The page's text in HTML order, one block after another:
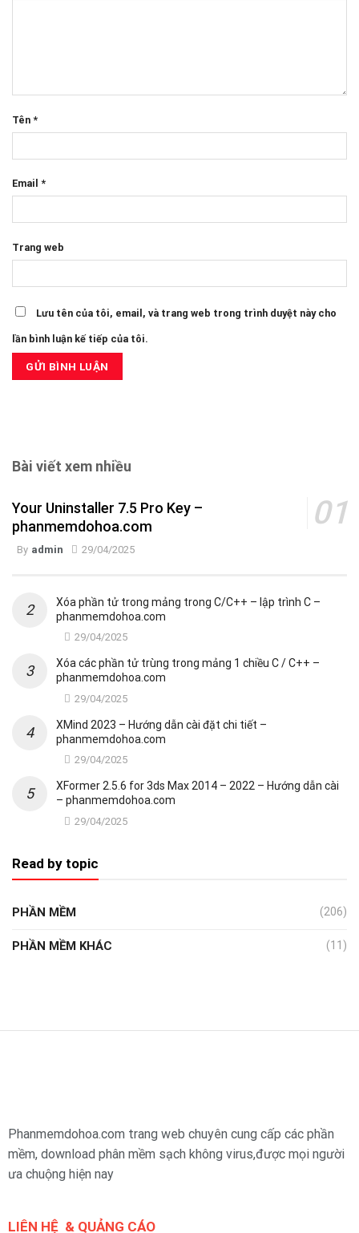
Tên *
Email *
Trang web
Lưu tên của tôi, email, và trang web trong trình duyệt này cho
lần bình luận kế tiếp của tôi.
Bài viết xem nhiều
Your Uninstaller 7.5 Pro Key –
phanmemdohoa.com
By admin 29/04/2025
Xóa phần tử trong mảng trong C/C++ – lập trình C –
phanmemdohoa.com
29/04/2025
Xóa các phần tử trùng trong mảng 1 chiều C / C++ –
phanmemdohoa.com
29/04/2025
XMind 2023 – Hướng dẫn cài đặt chi tiết –
phanmemdohoa.com
29/04/2025
XFormer 2.5.6 for 3ds Max 2014 – 2022 – Hướng dẫn cài
– phanmemdohoa.com
29/04/2025
Read by topic
PHẦN MỀM (206)
PHẦN MỀM KHÁC (11)
Phanmemdohoa.com trang web chuyên cung cấp các phần
mềm, download phân mềm sạch không virus,được mọi người
ưa chuộng hiện nay
LIÊN HỆ & QUẢNG CÁO